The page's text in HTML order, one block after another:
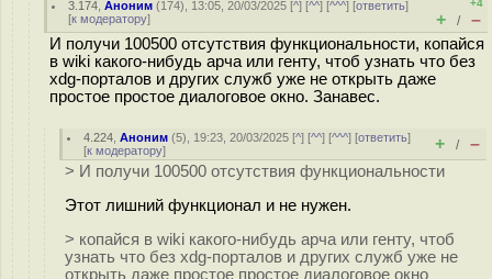
3.174 ,Аноним (174), 13:05, 20/03/2025 [^] [^^] [^^^] [ответить]
[к модератору]
+4
+ / –
И получи 100500 отсутствия функциональности, копайся
в wiki какого-нибудь арча или генту, чтоб узнать что без
xdg-порталов и других служб уже не открыть даже
простое простое диалоговое окно. Занавес.
4.224 ,Аноним (5), 19:23, 20/03/2025 [^] [^^] [^^^] [ответить]
[к модератору] + / –
> И получи 100500 отсутствия функциональности
Этот лишний функционал и не нужен.
> копайся в wiki какого-нибудь арча или генту, чтоб
узнать что без xdg-порталов и других служб уже не
открыть даже простое простое диалоговое окно